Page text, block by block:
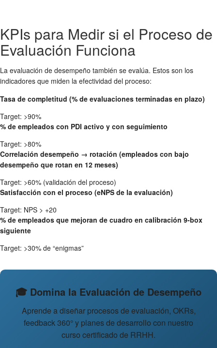
KPIs para Medir si el Proceso de
Evaluación Funciona
La evaluación de desempeño también se evalúa. Estos son los
indicadores que miden la efectividad del proceso:
Tasa de completitud (% de evaluaciones terminadas en plazo)
Target: >90%
% de empleados con PDI activo y con seguimiento
Target: >80%
Correlación desempeño → rotación (empleados con bajo
desempeño que rotan en 12 meses)
Target: >60% (validación del proceso)
Satisfacción con el proceso (eNPS de la evaluación)
Target: NPS > +20
% de empleados que mejoran de cuadro en calibración 9-box
siguiente
Target: >30% de “enigmas”
🎓 Domina la Evaluación de Desempeño
Aprende a diseñar procesos de evaluación, OKRs,
feedback 360° y planes de desarrollo con nuestro
curso certificado de RRHH.